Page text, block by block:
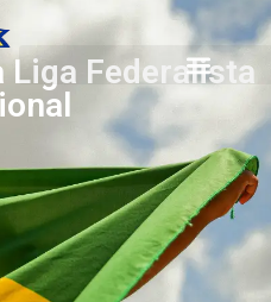
Federalista